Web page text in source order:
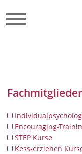
Encouraging-
STEP Kurse
Kess-erziehen